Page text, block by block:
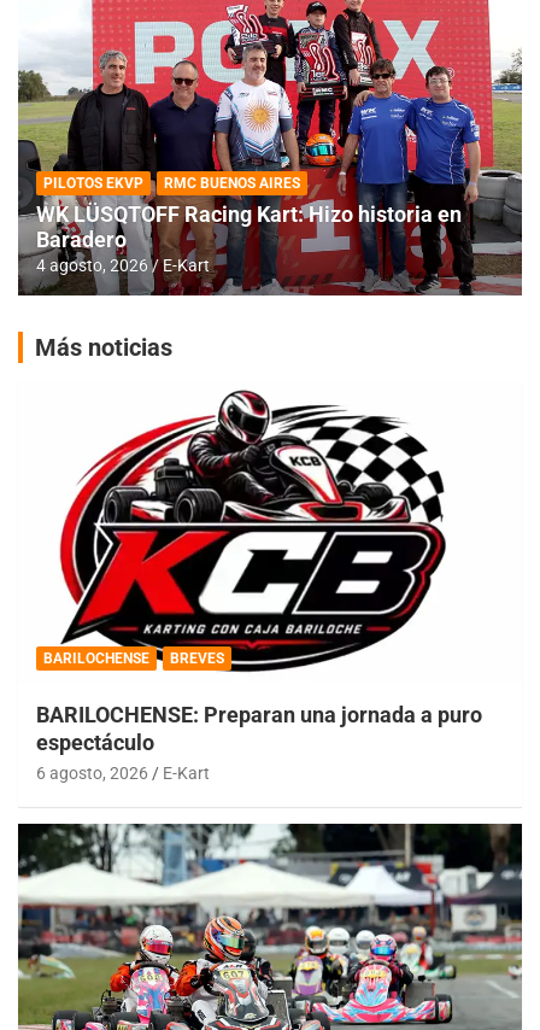
PILOTOS EKVP RMC BUENOS AIRES
WK LÜSQTOFF Racing Kart: Hizo historia en
Baradero
4 agosto, 2026 E-Kart
Más noticias
BARILOCHENSE BREVES
BARILOCHENSE: Preparan una jornada a puro
espectáculo
6 agosto, 2026 E-Kart